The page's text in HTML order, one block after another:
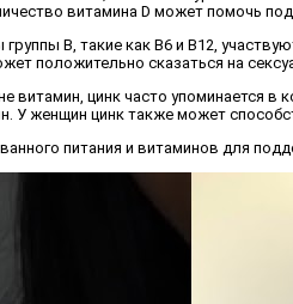
витамина D может помочь
группы B, такие как B6 и B12,
положительно сказаться на
витамин, цинк часто упоминается
женщин цинк также может
питания и витаминов для